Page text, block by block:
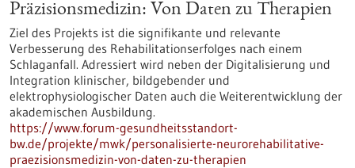
Präzisionsmedizin: Von Daten zu Therapien
Ziel des Projekts ist die signifikante und relevante
Verbesserung des Rehabilitationserfolges nach einem
Schlaganfall. Adressiert wird neben der Digitalisierung und
Integration klinischer, bildgebender und
elektrophysiologischer Daten auch die Weiterentwicklung der
akademischen Ausbildung.
https://www.forum-gesundheitsstandort-
bw.de/projekte/mwk/personalisierte-neurorehabilitative-
praezisionsmedizin-von-daten-zu-therapien